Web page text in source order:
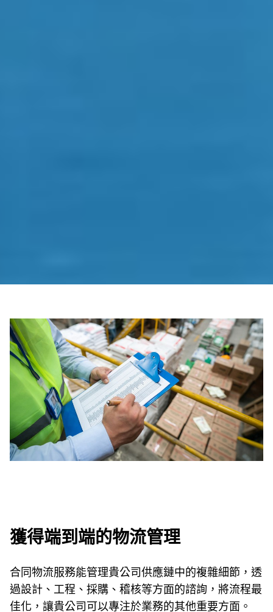
獲得端到端的物流管理
合同物流服務能管理貴公司供應鏈中的複雜細節，透
過設計、工程、採購、稽核等方面的諮詢，將流程最
佳化，讓貴公司可以專注於業務的其他重要方面。